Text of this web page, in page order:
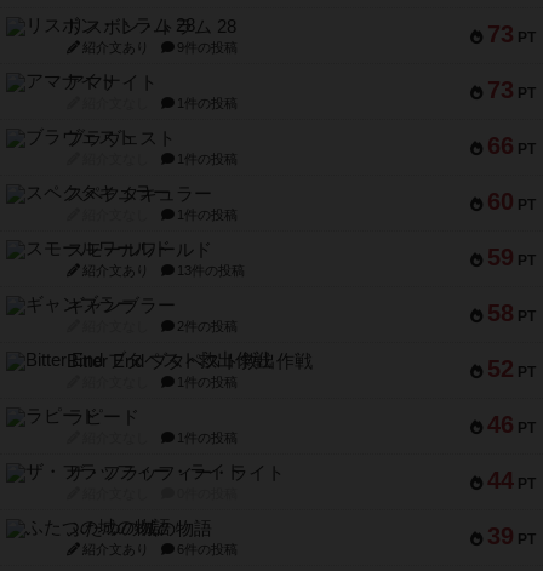
73 PT
リスボン・トラム 28
紹介文あり 9件の投稿
73 PT
アマナイト
1件の投稿
66 PT
ブラヴェスト
1件の投稿
60 PT
スペクタキュラー
1件の投稿
59 PT
スモールワールド
紹介文あり 13件の投稿
58 PT
ギャンブラー
2件の投稿
52 PT
Bitter End ブタペスト救出作戦
1件の投稿
46 PT
ラピード
1件の投稿
44 PT
ザ・フラッフィー・ライト
39 PT
ふたつの城の物語
紹介文あり 6件の投稿